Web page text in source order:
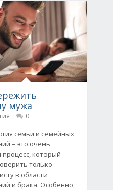
мужа
0
семьи и семейных
– это очень
который
только
в области
и брака. Особенно,